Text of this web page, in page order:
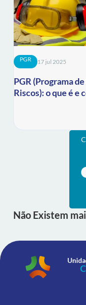
PGR 17 jul 2025
PGR (Programa
Riscos): o que é e
Não Existem